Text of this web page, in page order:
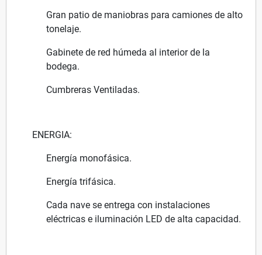
Gran patio de maniobras para camiones de alto
tonelaje.
Gabinete de red húmeda al interior de la
bodega.
Cumbreras Ventiladas.
ENERGIA:
Energía monofásica.
Energía trifásica.
Cada nave se entrega con instalaciones
eléctricas e iluminación LED de alta capacidad.